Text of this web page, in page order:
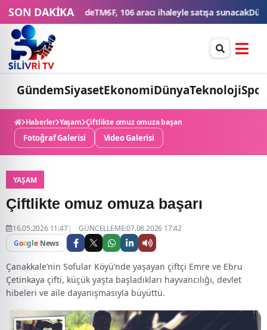
SON DAKİKA
106 aracı ihaleyle satışa sunacakDüğün konvoyuna ağır
GündemSiyasetEkonomiDünyaTeknolojiSpor
Haberler Yaşam Çiftlikte omuz omuza başarı
Fotoğraf Galerisi Video Galerisi
YAŞAM
Çiftlikte omuz omuza başarı
16.05.2026 11:47
GÜNCELLEME:07.08.2026 17:42
Google News
Çanakkale’nin Sofular Köyü’nde yaşayan çiftçi Emre ve Ebru
Çetinkaya çifti, küçük yaşta başladıkları hayvancılığı, devlet
hibeleri ve aile dayanışmasıyla büyüttü.